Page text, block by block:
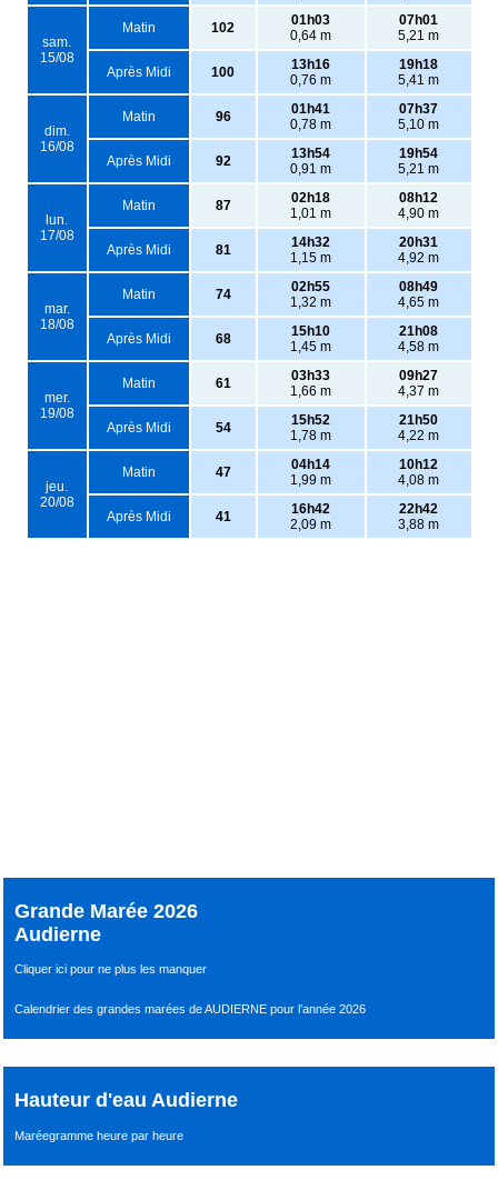
sam.
15/08
Matin 102
01h03
0,64 m
07h01
5,21 m
Après Midi 100
13h16
0,76 m
19h18
5,41 m
dim.
16/08
Matin 96
01h41
0,78 m
07h37
5,10 m
Après Midi 92
13h54
0,91 m
19h54
5,21 m
lun.
17/08
Matin 87
02h18
1,01 m
08h12
4,90 m
Après Midi 81
14h32
1,15 m
20h31
4,92 m
mar.
18/08
Matin 74
02h55
1,32 m
08h49
4,65 m
Après Midi 68
15h10
1,45 m
21h08
4,58 m
mer.
19/08
Matin 61
03h33
1,66 m
09h27
4,37 m
Après Midi 54
15h52
1,78 m
21h50
4,22 m
jeu.
20/08
Matin 47
04h14
1,99 m
10h12
4,08 m
Après Midi 41
16h42
2,09 m
22h42
3,88 m
Grande Marée 2026
Audierne
Cliquer ici pour ne plus les manquer
Calendrier des grandes marées de AUDIERNE pour l’année 2026
Hauteur d'eau Audierne
Maréegramme heure par heure